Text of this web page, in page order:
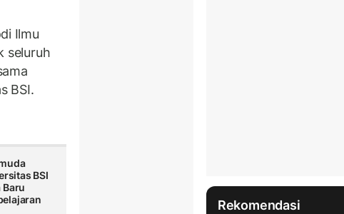
Ilmu
seluruh
BSI.
BSI
Baru
Rekomendasi